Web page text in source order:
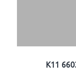
K11